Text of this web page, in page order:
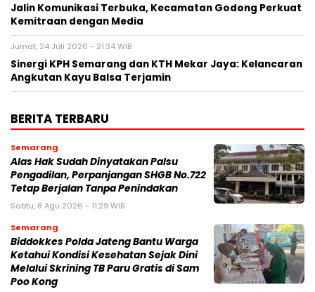
Jalin Komunikasi Terbuka, Kecamatan Godong Perkuat
Kemitraan dengan Media
Jumat, 24 Juli 2026 - 21:34 WIB
Sinergi KPH Semarang dan KTH Mekar Jaya: Kelancaran
Angkutan Kayu Balsa Terjamin
BERITA TERBARU
Semarang
Alas Hak Sudah Dinyatakan Palsu
Pengadilan, Perpanjangan SHGB No.722
Tetap Berjalan Tanpa Penindakan
Sabtu, 8 Agu 2026 - 11:29 WIB
Semarang
Biddokkes Polda Jateng Bantu Warga
Ketahui Kondisi Kesehatan Sejak Dini
Melalui Skrining TB Paru Gratis di Sam
Poo Kong